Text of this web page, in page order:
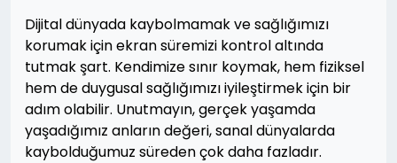
Dijital dünyada kaybolmamak ve sağlığımızı
korumak için ekran süremizi kontrol altında
tutmak şart. Kendimize sınır koymak, hem fiziksel
hem de duygusal sağlığımızı iyileştirmek için bir
adım olabilir. Unutmayın, gerçek yaşamda
yaşadığımız anların değeri, sanal dünyalarda
kaybolduğumuz süreden çok daha fazladır.